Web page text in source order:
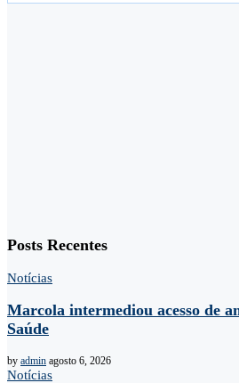
Posts Recentes
Notícias
Marcola intermediou acesso de
Saúde
by admin agosto 6, 2026
Notícias